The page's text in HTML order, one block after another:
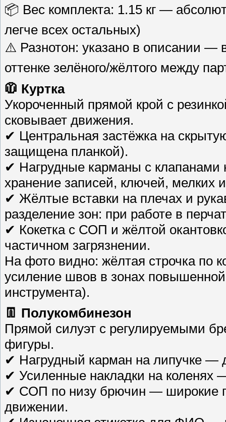
📦 Вес комплекта: 1.15 кг —
легче всех остальных)
⚠️ Разнотон: указано в описании —
оттенке зелёного/жёлтого между
🧥 Куртка
Укороченный прямой крой с
сковывает движения.
✔ Центральная застёжка на
защищена планкой).
✔ Нагрудные карманы с клапанами
хранение записей, ключей, мелких
✔ Жёлтые вставки на плечах и
разделение зон: при работе в
✔ Кокетка с СОП и жёлтой
частичном загрязнении.
На фото видно: жёлтая строчка по
усиление швов в зонах
инструмента).
👖 Полукомбинезон
Прямой силуэт с регулируемыми
фигуры.
✔ Нагрудный карман на липучке —
✔ Усиленные накладки на коленях
✔ СОП по низу брючин — широкие
движении.